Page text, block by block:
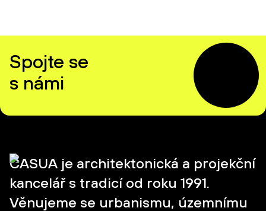
Spojte se
s námi
CASUA je architektonická a projekční
kancelář s tradicí od roku 1991.
Věnujeme se urbanismu, územnímu